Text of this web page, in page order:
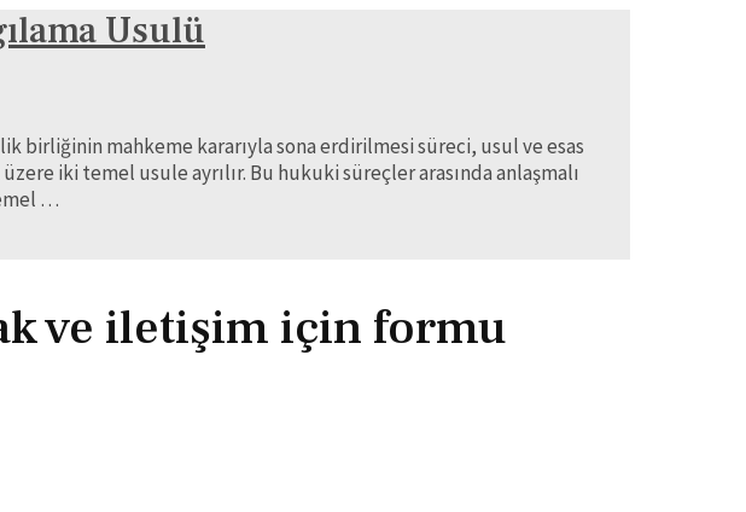
Usulü
birliğinin mahkeme kararıyla sona erdirilmesi süreci, usul ve esas
iki temel usule ayrılır. Bu hukuki süreçler arasında anlaşmalı
…
ve iletişim için formu